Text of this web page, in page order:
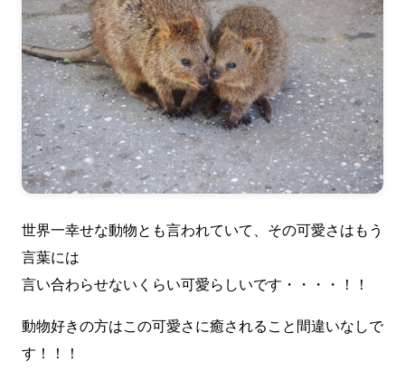
世界一幸せな動物とも言われていて、その可愛さはもう
言葉には
言い合わらせないくらい可愛らしいです・・・・！！
動物好きの方はこの可愛さに癒されること間違いなしで
す！！！